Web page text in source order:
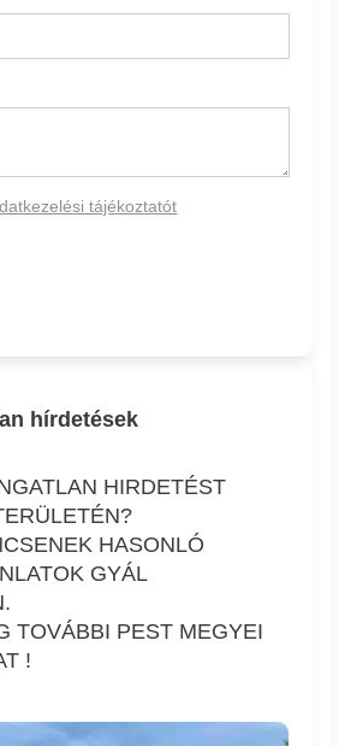
tájékoztatót
hírdetések
HIRDETÉST
HASONLÓ
GYÁL
TOVÁBBI PEST MEGYEI
!